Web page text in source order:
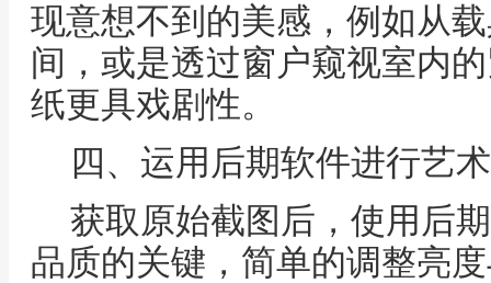
现意想不到的美感，例如从
间，或是透过窗户窥视室内
纸更具戏剧性。
四、运用后期软件进行艺
获取原始截图后，使用后
品质的关键，简单的调整亮